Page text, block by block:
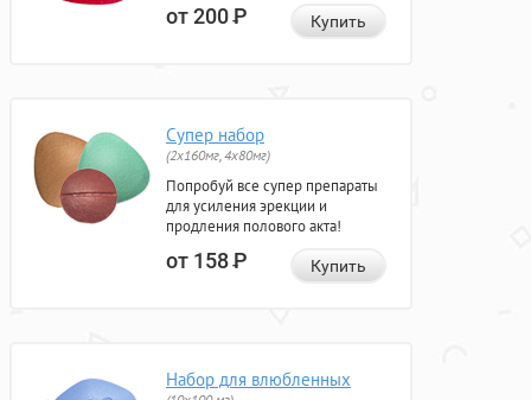
от 200Р Купить
Супер набор
(2х160мг, 4х80мг)
Попробуй все супер препараты
для усиления эрекции и
продления полового акта!
от 158Р Купить
Набор для влюбленных